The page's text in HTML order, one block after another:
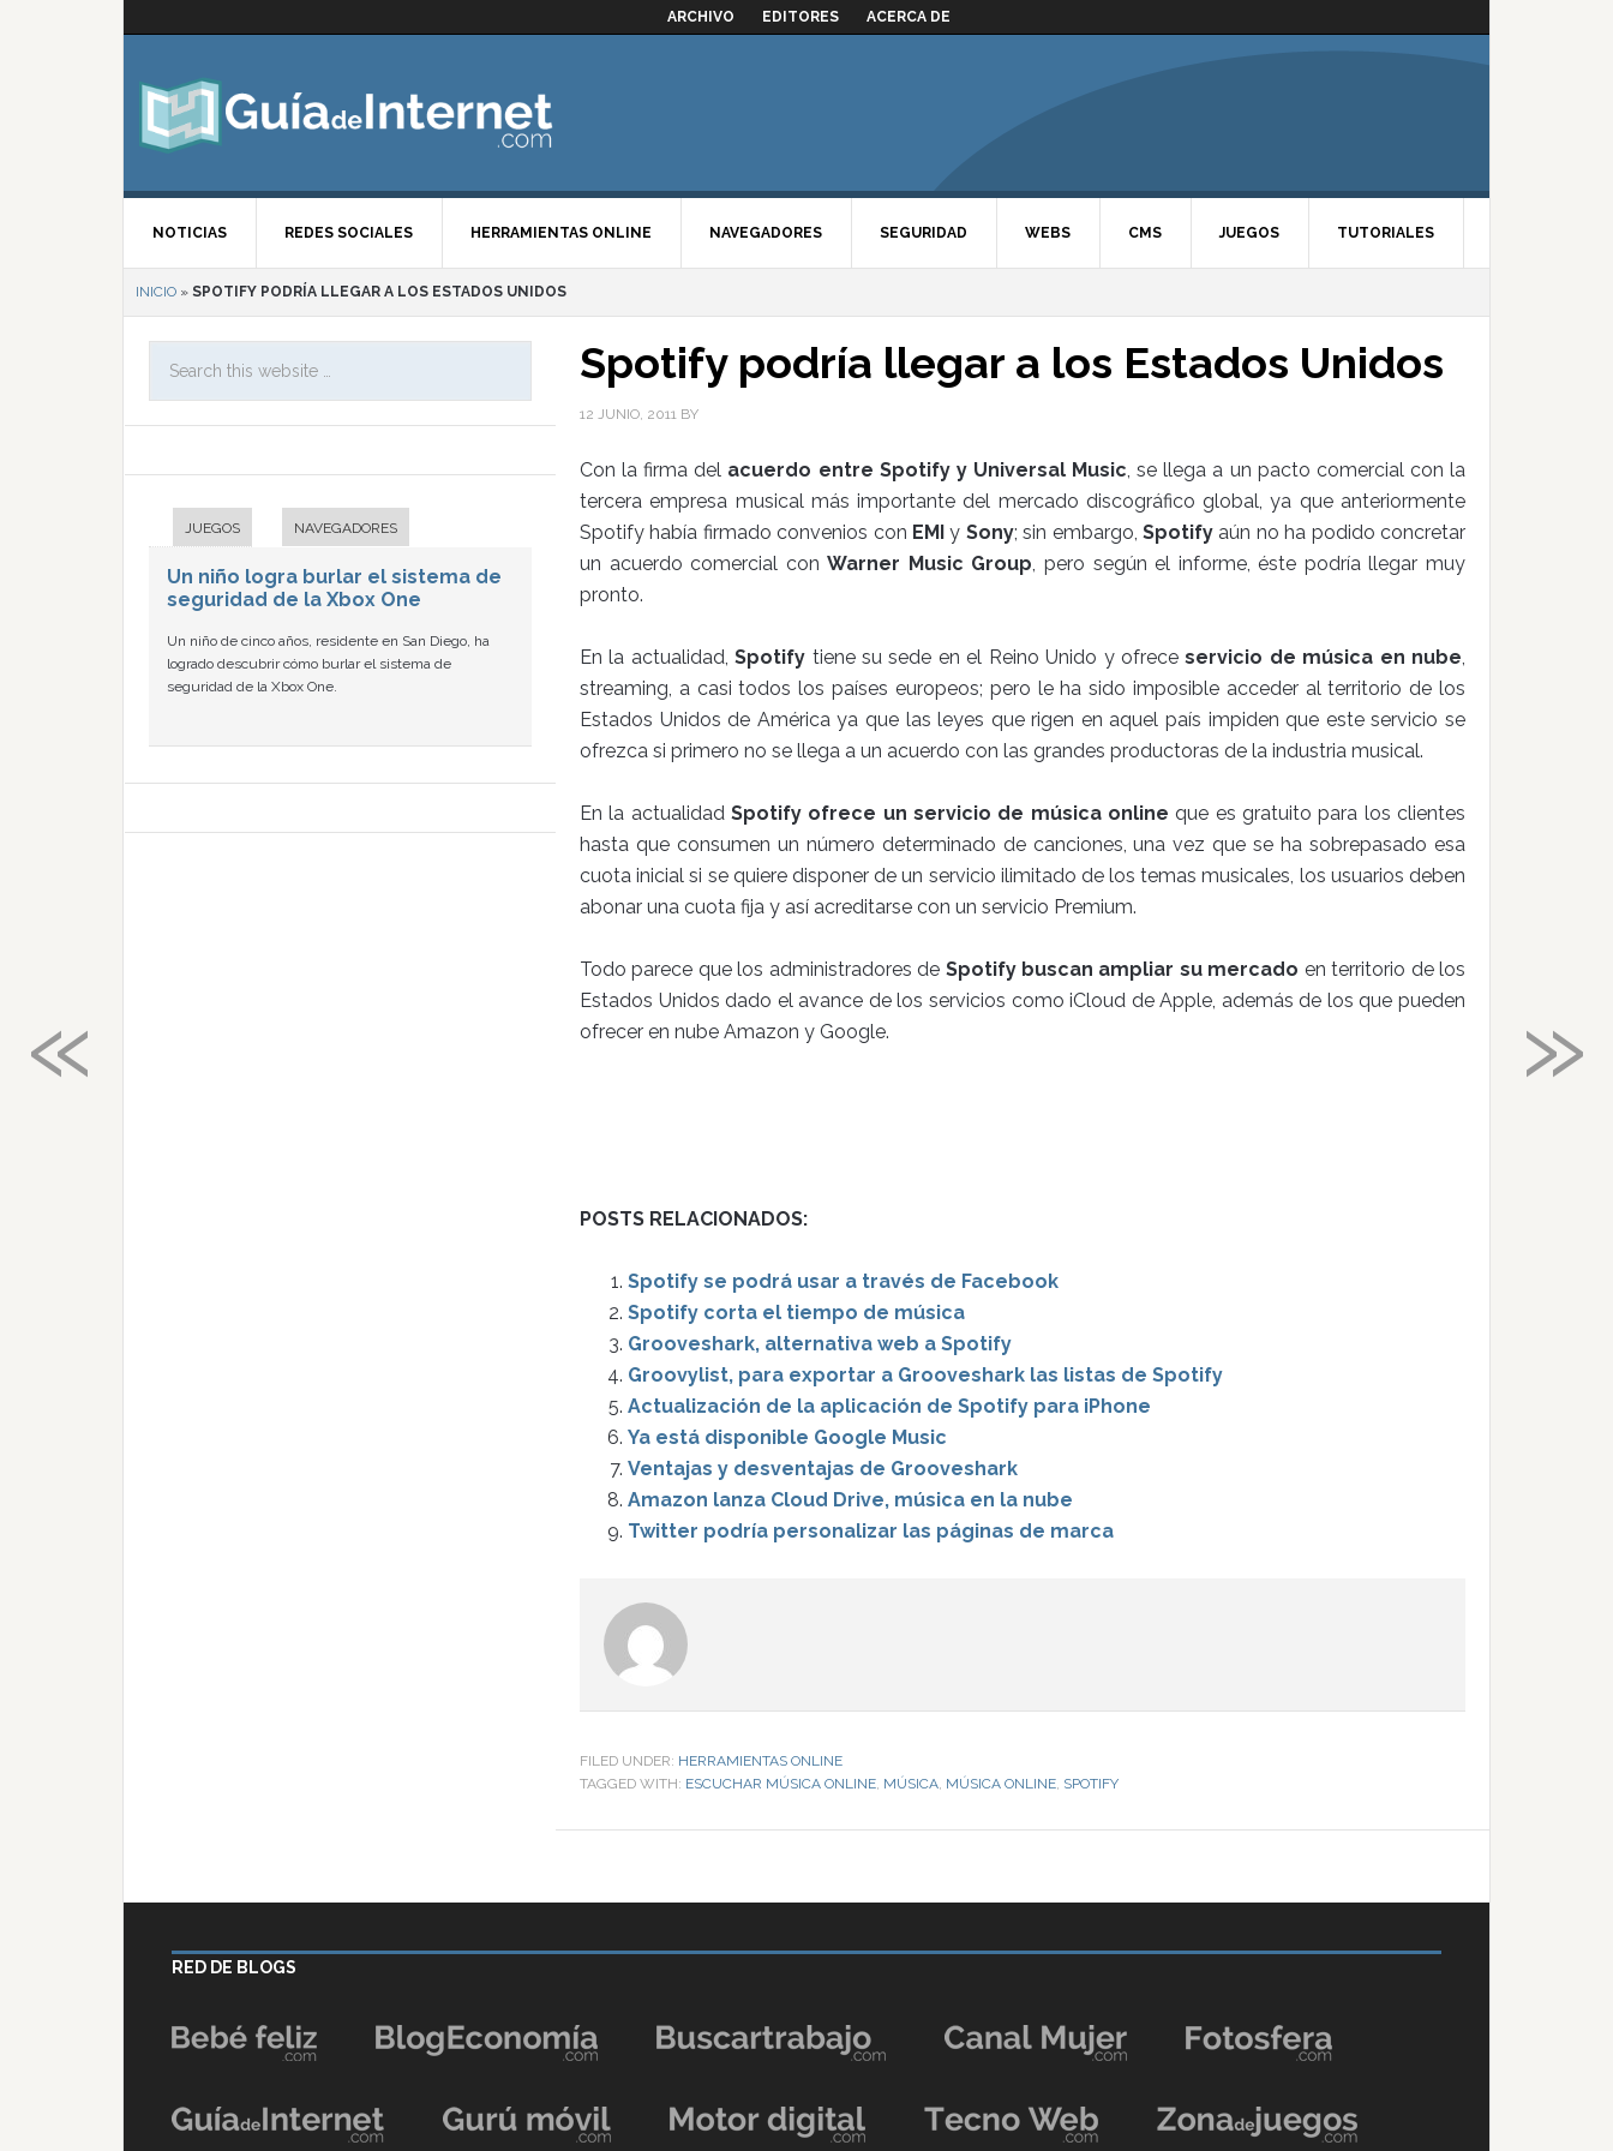
ARCHIVO EDITORES ACERCA DE
NOTICIAS REDES SOCIALES HERRAMIENTAS ONLINE NAVEGADORES SEGURIDAD WEBS CMS JUEGOS TUTORIALES
INICIO » SPOTIFY PODRÍA LLEGAR A LOS ESTADOS UNIDOS
Spotify podría llegar a los Estados Unidos
12 JUNIO, 2011 BY
Con la firma del acuerdo entre Spotify y Universal Music, se llega a un pacto comercial con la
tercera empresa musical más importante del mercado discográfico global, ya que anteriormente
Spotify había firmado convenios con EMI y Sony; sin embargo,Spotify aún no ha podido concretar
un acuerdo comercial conWarner Music Group, pero según el informe, éste podría llegar muy
pronto.
En la actualidad,Spotify tiene su sede en el Reino Unido y ofreceservicio de música en nube,
streaming, a casi todos los países europeos; pero le ha sido imposible acceder al territorio de los
Estados Unidos de América ya que las leyes que rigen en aquel país impiden que este servicio se
ofrezca si primero no se llega a un acuerdo con las grandes productoras de la industria musical.
En la actualidad Spotify ofrece un servicio de música online que es gratuito para los clientes
hasta que consumen un número determinado de canciones, una vez que se ha sobrepasado esa
cuota inicial si se quiere disponer de un servicio ilimitado de los temas musicales, los usuarios deben
abonar una cuota fija y así acreditarse con un servicio Premium.
Todo parece que los administradores de Spotify buscan ampliar su mercado en territorio de los
Estados Unidos dado el avance de los servicios como iCloud de Apple, además de los que pueden
ofrecer en nube Amazon y Google.
POSTS RELACIONADOS:
Spotify se podrá usar a través de Facebook
Spotify corta el tiempo de música
Grooveshark, alternativa web a Spotify
Groovylist, para exportar a Grooveshark las listas de Spotify
Actualización de la aplicación de Spotify para iPhone
Ya está disponible Google Music
Ventajas y desventajas de Grooveshark
Amazon lanza Cloud Drive, música en la nube
Twitter podría personalizar las páginas de marca
FILED UNDER: HERRAMIENTAS ONLINE
TAGGED WITH: ESCUCHAR MÚSICA ONLINE, MÚSICA, MÚSICA ONLINE, SPOTIFY
JUEGOS NAVEGADORES
Un niño logra burlar el sistema de
seguridad de la Xbox One
Un niño de cinco años, residente en San Diego, ha
logrado descubrir cómo burlar el sistema de
seguridad de la Xbox One.
RED DE BLOGS
»
«